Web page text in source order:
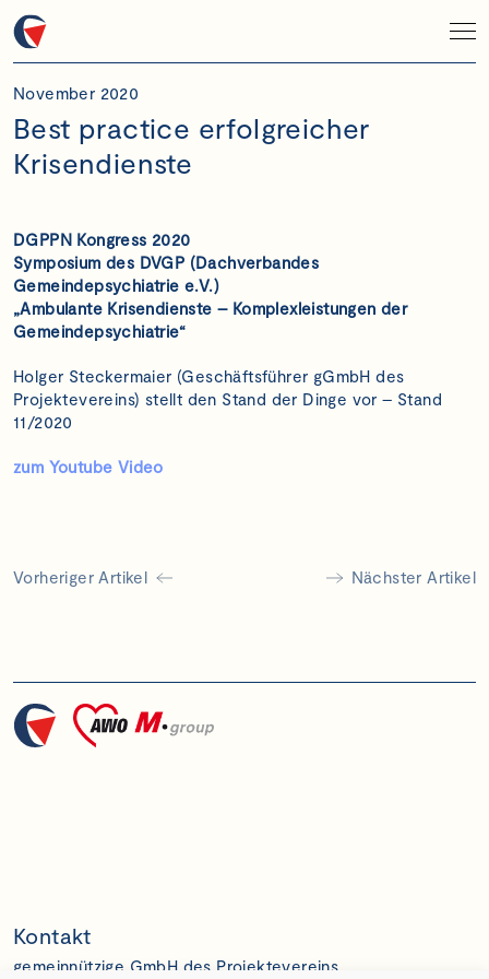
November 2020
Best practice erfolgreicher
Krisendienste
DGPPN Kongress 2020
Symposium des DVGP (Dachverbandes
Gemeindepsychiatrie e.V.)
„Ambulante Krisendienste – Komplexleistungen der
Gemeindepsychiatrie“
Holger Steckermaier (Geschäftsführer gGmbH des
Projektevereins) stellt den Stand der Dinge vor – Stand
11/2020
zum Youtube Video
Vorheriger Artikel Nächster Artikel
Kontakt
gemeinnützige GmbH des Projektevereins